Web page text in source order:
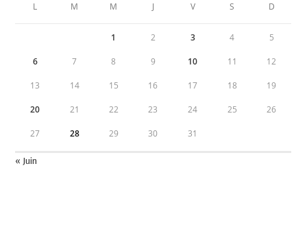
L M M J V S D
1 2 3 4 5
6 7 8 9 10 11 12
13 14 15 16 17 18 19
20 21 22 23 24 25 26
27 28 29 30 31
« Juin